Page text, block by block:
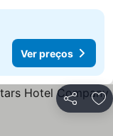
Ver preços
Partilhar